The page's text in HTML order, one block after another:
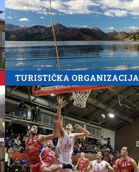
TURISTIČKA ORGANIZACIJA